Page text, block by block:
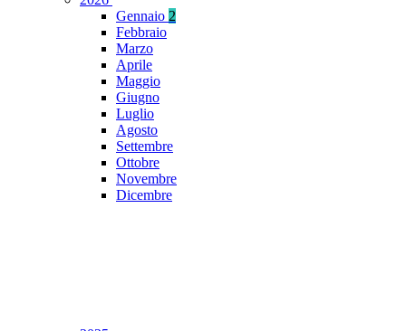
Gennaio 2
Febbraio
Marzo
Aprile
Maggio
Giugno
Luglio
Agosto
Settembre
Ottobre
Novembre
Dicembre